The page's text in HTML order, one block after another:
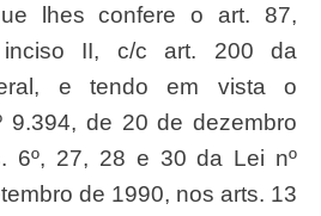
lhes confere o art. 87,
inciso II, c/c art. 200 da
e tendo em vista o
9.394, de 20 de dezembro
6º, 27, 28 e 30 da Lei nº
de 1990, nos arts. 13